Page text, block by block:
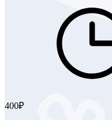
400₽